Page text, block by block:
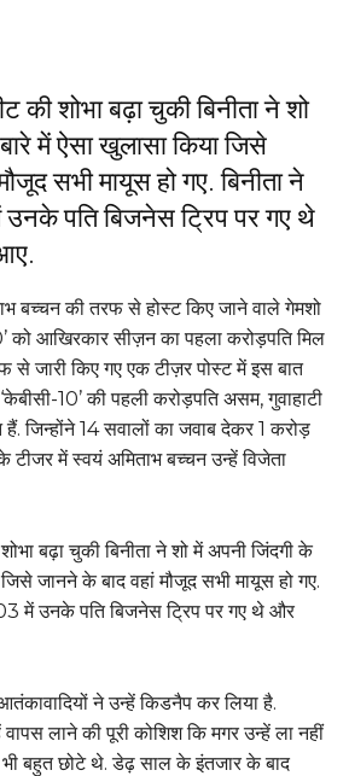
की शोभा बढ़ा चुकी बिनीता ने शो
में ऐसा खुलासा किया जिसे
सभी मायूस हो गए. बिनीता ने
उनके पति बिजनेस ट्रिप पर गए थे
बच्चन की तरफ से होस्ट किए जाने वाले गेमशो
को आखिरकार सीज़न का पहला करोड़पति मिल
से जारी किए गए एक टीज़र पोस्ट में इस बात
10’ की पहली करोड़पति असम, गुवाहाटी
हैं. जिन्होंने 14 सवालों का जवाब देकर 1 करोड़
टीजर में स्वयं अमिताभ बच्चन उन्हें विजेता
बढ़ा चुकी बिनीता ने शो में अपनी जिंदगी के
जानने के बाद वहां मौजूद सभी मायूस हो गए.
में उनके पति बिजनेस ट्रिप पर गए थे और
ने उन्हें किडनैप कर लिया है.
वापस लाने की पूरी कोशिश कि मगर उन्हें ला नहीं
बहुत छोटे थे. डेढ़ साल के इंतजार के बाद